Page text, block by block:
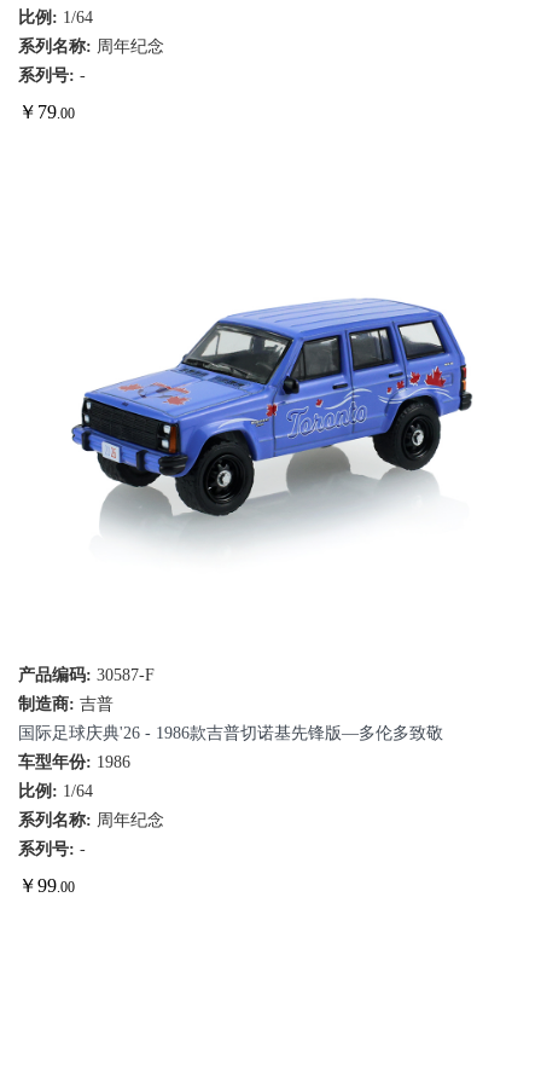
比例: 1/64
系列名称: 周年纪念
系列号: -
￥ 79.00
产品编码: 30587-F
制造商: 吉普
国际足球庆典'26 - 1986款吉普切诺基先锋版—多伦多致敬
车型年份: 1986
比例: 1/64
系列名称: 周年纪念
系列号: -
￥99.00